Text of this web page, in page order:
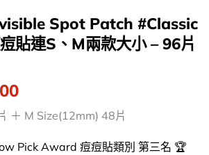
Spot Patch #Classic
貼連S、M兩款大小 – 96片
Current
price
is:
$49.00.
＋ M Size(12mm) 48片
Pick Award 痘痘貼類別 第三名 🏆